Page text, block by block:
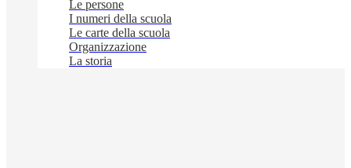
Le persone
I numeri della scuola
Le carte della scuola
Organizzazione
La storia